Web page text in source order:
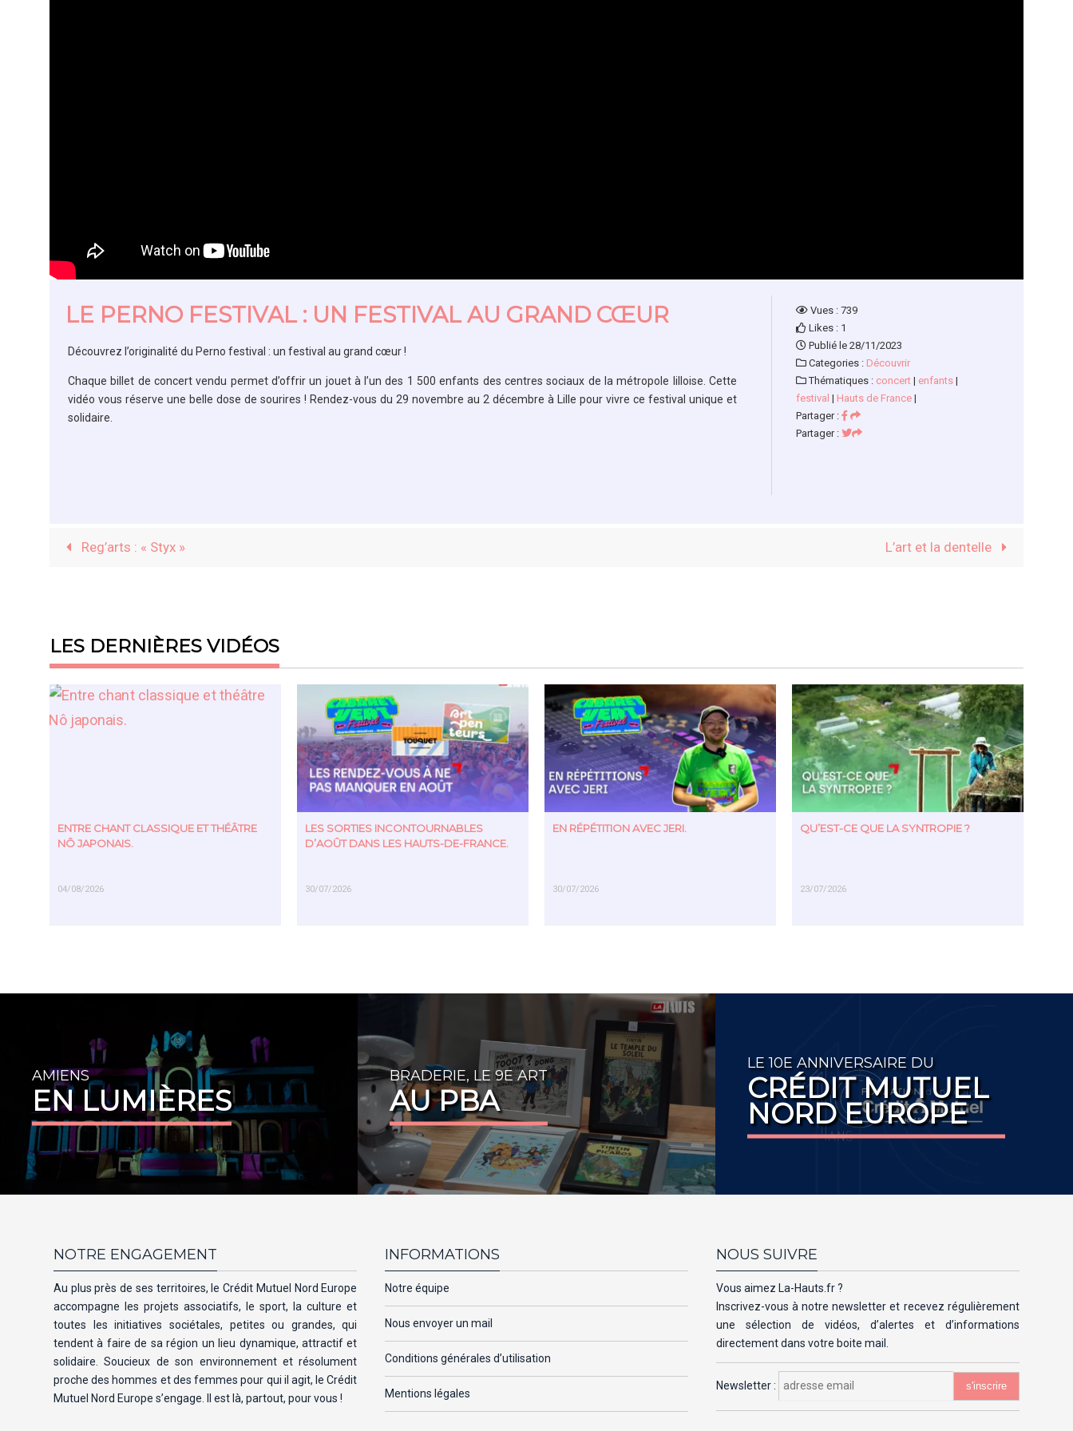
LE PERNO FESTIVAL : UN FESTIVAL AU GRAND CŒUR
Découvrez l’originalité du Perno festival : un festival au grand cœur !
Chaque billet de concert vendu permet d’offrir un jouet à l’un des 1 500 enfants des centres sociaux de la métropole lilloise. Cette
vidéo vous réserve une belle dose de sourires ! Rendez-vous du 29 novembre au 2 décembre à Lille pour vivre ce festival unique et
solidaire.
Vues : 739
Likes : 1
Publié le 28/11/2023
Categories : Découvrir
Thématiques : concert | enfants |
festival | Hauts de France |
Partager :
Partager :
Reg’arts : « Styx » L’art et la dentelle
LES DERNIÈRES VIDÉOS
ENTRE CHANT CLASSIQUE ET THÉÂTRE
NÔ JAPONAIS.
04/08/2026
LES SORTIES INCONTOURNABLES
D’AOÛT DANS LES HAUTS-DE-FRANCE.
30/07/2026
EN RÉPÉTITION AVEC JERI.
30/07/2026
QU’EST-CE QUE LA SYNTROPIE ?
23/07/2026
AMIENS
EN LUMIÈRES
BRADERIE, LE 9E ART
AU PBA
LE 10E ANNIVERSAIRE DU
CRÉDIT MUTUEL
NORD EUROPE
NOTRE ENGAGEMENT
Au plus près de ses territoires, le Crédit Mutuel Nord Europe
accompagne les projets associatifs, le sport, la culture et
toutes les initiatives sociétales, petites ou grandes, qui
tendent à faire de sa région un lieu dynamique, attractif et
solidaire. Soucieux de son environnement et résolument
proche des hommes et des femmes pour qui il agit, le Crédit
Mutuel Nord Europe s’engage. Il est là, partout, pour vous !
INFORMATIONS
Notre équipe
Nous envoyer un mail
Conditions générales d’utilisation
Mentions légales
NOUS SUIVRE
Vous aimez La-Hauts.fr ?
Inscrivez-vous à notre newsletter et recevez régulièrement
une sélection de vidéos, d’alertes et d’informations
directement dans votre boite mail.
Newsletter :